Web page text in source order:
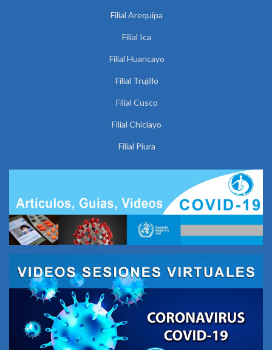
Filial Arequipa
Filial Ica
Filial Huancayo
Filial Trujillo
Filial Cusco
Filial Chiclayo
Filial Piura